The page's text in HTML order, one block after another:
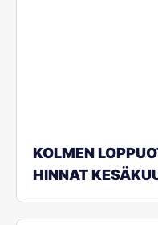
KOLMEN
HINNAT